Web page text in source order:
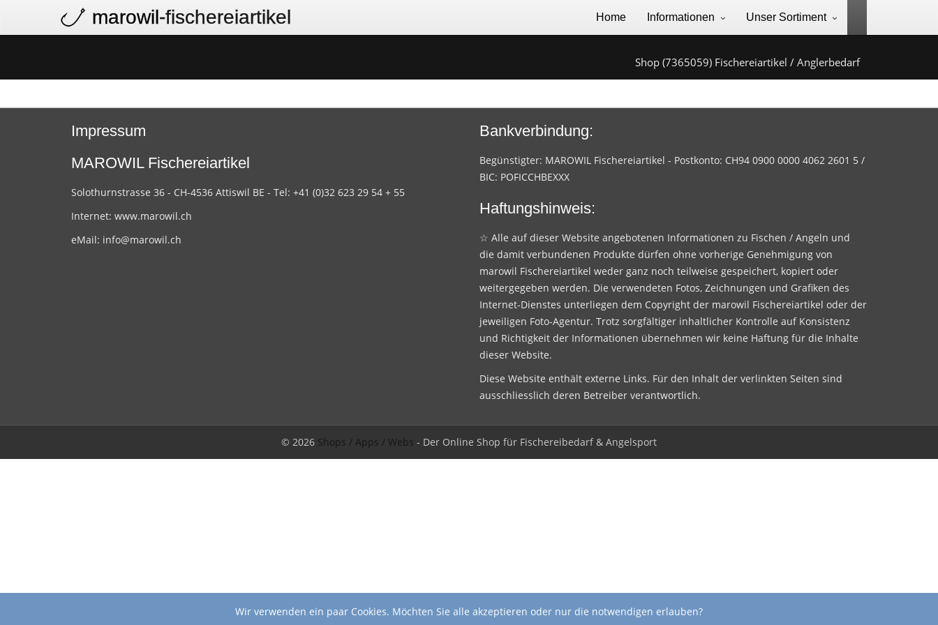
marowil-fischereiartikel Home Informationen Unser Sortiment
Shop (7365059) Fischereiartikel / Anglerbedarf
Impressum
MAROWIL Fischereiartikel
Solothurnstrasse 36 - CH-4536 Attiswil BE - Tel: +41 (0)32 623 29 54 + 55
Internet: www.marowil.ch
eMail: info@marowil.ch
Bankverbindung:
Begünstigter: MAROWIL Fischereiartikel - Postkonto: CH94 0900 0000 4062 2601 5 /
BIC: POFICCHBEXXX
Haftungshinweis:
☆ Alle auf dieser Website angebotenen Informationen zu Fischen / Angeln und
die damit verbundenen Produkte dürfen ohne vorherige Genehmigung von
marowil Fischereiartikel weder ganz noch teilweise gespeichert, kopiert oder
weitergegeben werden. Die verwendeten Fotos, Zeichnungen und Grafiken des
Internet-Dienstes unterliegen dem Copyright der marowil Fischereiartikel oder der
jeweiligen Foto-Agentur. Trotz sorgfältiger inhaltlicher Kontrolle auf Konsistenz
und Richtigkeit der Informationen übernehmen wir keine Haftung für die Inhalte
dieser Website.
Diese Website enthält externe Links. Für den Inhalt der verlinkten Seiten sind
ausschliesslich deren Betreiber verantwortlich.
© 2026 Shops / Apps / Webs - Der Online Shop für Fischereibedarf & Angelsport
Wir verwenden ein paar Cookies. Möchten Sie alle akzeptieren oder nur die notwendigen erlauben?